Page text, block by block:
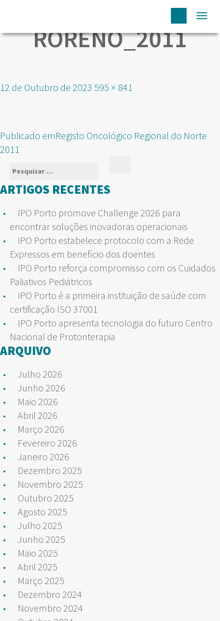
RORENO_2011
Publicado
12 de Outubro de 2023 Tamanho
595 × 841
NAVEGAÇÃO
DE
ARTIGOS
Publicado emRegisto Oncológico Regional do Norte
2011
Pesquisar
por:
ARTIGOS RECENTES
IPO Porto promove Challenge 2026 para
encontrar soluções inovadoras operacionais
IPO Porto estabelece protocolo com a Rede
Expressos em benefício dos doentes
IPO Porto reforça compromisso com os Cuidados
Paliativos Pediátricos
IPO Porto é a primeira instituição de saúde com
certificação ISO 37001
IPO Porto apresenta tecnologia do futuro Centro
Nacional de Protonterapia
ARQUIVO
Julho 2026
Junho 2026
Maio 2026
Abril 2026
Março 2026
Fevereiro 2026
Janeiro 2026
Dezembro 2025
Novembro 2025
Outubro 2025
Agosto 2025
Julho 2025
Junho 2025
Maio 2025
Abril 2025
Março 2025
Dezembro 2024
Novembro 2024